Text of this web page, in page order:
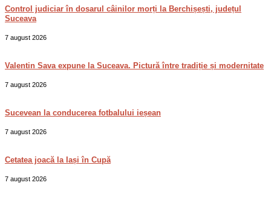
Control judiciar în dosarul câinilor morți la Berchișești, județul
Suceava
7 august 2026
Valentin Sava expune la Suceava. Pictură între tradiție și modernitate
7 august 2026
Sucevean la conducerea fotbalului ieșean
7 august 2026
Cetatea joacă la Iași în Cupă
7 august 2026